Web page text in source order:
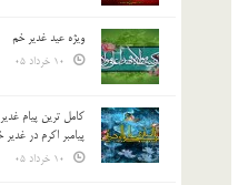
ویژه عید غدیر خم
کامل ترین پیام
پیامبر اکرم در